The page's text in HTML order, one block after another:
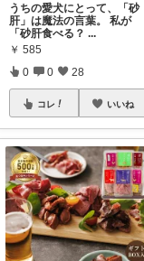
うちの愛犬にとって、「砂
肝」は魔法の言葉。 私が
「砂肝食べる？ ...
￥ 585
0 0 28
コレ いいね